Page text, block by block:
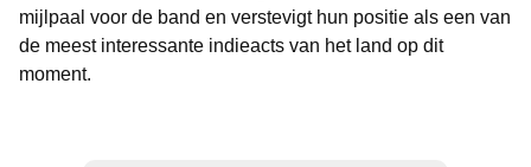
mijlpaal voor de band en verstevigt hun positie als een van
de meest interessante indieacts van het land op dit
moment.